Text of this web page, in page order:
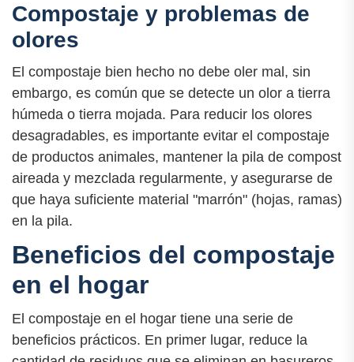
Compostaje y problemas de
olores
El compostaje bien hecho no debe oler mal, sin
embargo, es común que se detecte un olor a tierra
húmeda o tierra mojada. Para reducir los olores
desagradables, es importante evitar el compostaje
de productos animales, mantener la pila de compost
aireada y mezclada regularmente, y asegurarse de
que haya suficiente material "marrón" (hojas, ramas)
en la pila.
Beneficios del compostaje
en el hogar
El compostaje en el hogar tiene una serie de
beneficios prácticos. En primer lugar, reduce la